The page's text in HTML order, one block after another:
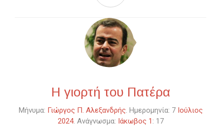
Η γιορτή του Πατέρα
Μήνυμα: Γιώργος Π. Αλεξανδρής . Ημερομηνία: 7 Ιούλιος
2024. Ανάγνωσμα: Ιάκωβος 1 : 17